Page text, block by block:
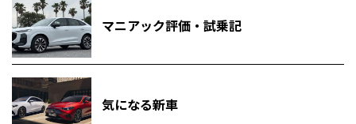
マニアック評価・試乗記
気になる新車